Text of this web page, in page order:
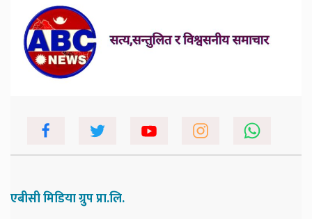
एबीसी मिडिया ग्रुप प्रा.लि.